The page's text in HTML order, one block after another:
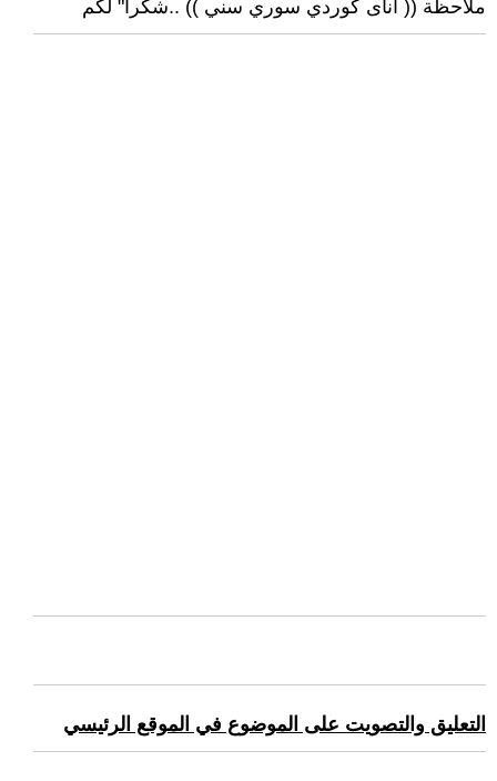
ملاحظة (( اناى كوردي سوري سني )) ..شكرا" لكم
التعليق والتصويت على الموضوع في الموقع الرئيسي